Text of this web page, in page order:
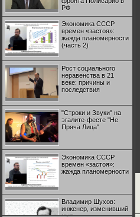
РФ
Экономика СССР
времен «застоя»:
жажда планомерности
(часть 2)
Рост социального
неравенства в 21
веке: причины и
последствия
"Строки и Звуки" на
эгалите-фесте "Не
Пряча Лица"
Экономика СССР
времен «застоя»:
жажда планомерности
Владимир Шухов:
инженер, изменивший